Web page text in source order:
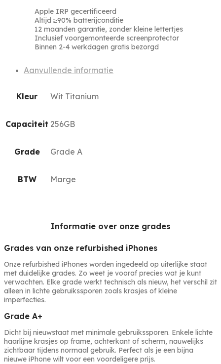
Apple IRP gecertificeerd
Altijd ≥90% batterijconditie
12 maanden garantie, zonder kleine lettertjes
Inclusief voorgemonteerde screenprotector
Binnen 2-4 werkdagen gratis bezorgd
Aanvullende informatie
Kleur Wit Titanium
Capaciteit 256GB
Grade Grade A
BTW Marge
Informatie over onze grades
Grades van onze refurbished iPhones
Onze refurbished iPhones worden ingedeeld op uiterlijke staat
met duidelijke grades. Zo weet je vooraf precies wat je kunt
verwachten. Elke grade werkt technisch als nieuw, het verschil zit
alleen in lichte gebruikssporen zoals krasjes of kleine
imperfecties.
Grade A+
Dicht bij nieuwstaat met minimale gebruikssporen. Enkele lichte
haarlijne krasjes op frame, achterkant of scherm, nauwelijks
zichtbaar tijdens normaal gebruik. Perfect als je een bijna
nieuwe iPhone wilt voor een voordeligere prijs.